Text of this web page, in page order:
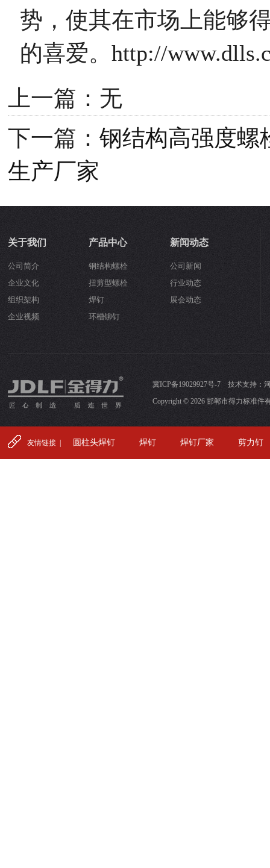
势，使其在市场上能够
的喜爱。http://
上一篇：无
下一篇： 钢结构高强度螺
生产厂家
关于我们
公司简介
企业文化
组织架构
企业视频
产品中心
钢结构螺栓
扭剪型螺栓
焊钉
环槽铆钉
新闻动态
公司新闻
行业动态
展会动态
冀ICP备19029927号-7 技术支持：
Copyright © 2026 邯郸市得力标准件
友情链接 | 圆柱头焊钉 焊钉 焊钉厂家 剪力钉